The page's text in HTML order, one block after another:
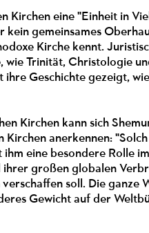
Kirchen eine "Einheit in
kein gemeinsames
Kirche kennt.
wie Trinität, Christologie
Geschichte gezeigt,
Kirchen kann sich
anerkennen:
eine besondere Rolle
großen globalen
soll. Die ganze
Gewicht auf der